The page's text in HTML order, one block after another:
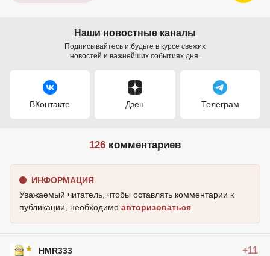
Наши новостные каналы
Подписывайтесь и будьте в курсе свежих
новостей и важнейших событиях дня.
ВКонтакте Дзен Телеграм
126 комментариев
ИНФОРМАЦИЯ
Уважаемый читатель, чтобы оставлять комментарии к
публикации, необходимо авторизоваться
HMR333 +11